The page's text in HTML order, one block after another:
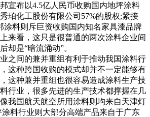
宣布以4.5亿人民币收购国内地坪涂料
珀化工股份有限公司57%的股权;紧接
涂料则斥巨资收购国内知名家具漆品牌
来看，这只是很普通的两次涂料企业间
却是“暗流涌动”。
间的兼并重组有利于推动我国涂料行
这种跨国收购的模式却并不一定能够有
这种兼并重组也很容易造成涂料生产技
行业，很多先进的生产技术都撑握在几
我国航天航空所用涂料则均来自天津灯
料行业则大部分高端产品来自于广东